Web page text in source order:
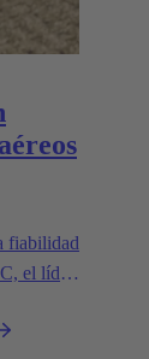
fiabilidad
el líder